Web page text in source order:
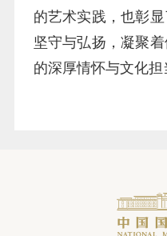
的艺术实践，也彰
坚守与弘扬，凝聚
的深厚情怀与文化担